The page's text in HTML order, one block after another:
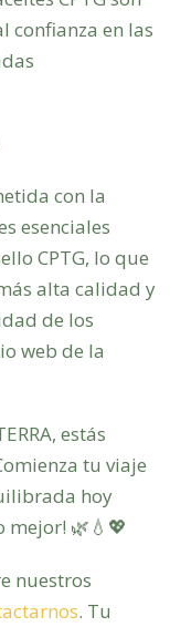
confianza en las
con la
esenciales
CPTG, lo que
alta calidad y
de los
web de la
estás
tu viaje
hoy
mejor! 🌿💧💖
nuestros
. Tu